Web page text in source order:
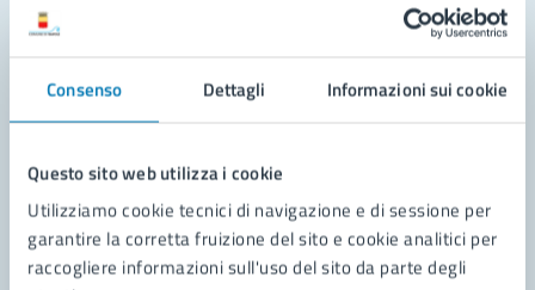
Consenso Dettagli Informazioni sui cookie
Questo sito web utilizza i cookie
Utilizziamo cookie tecnici di navigazione e di sessione per
garantire la corretta fruizione del sito e cookie analitici per
raccogliere informazioni sull'uso del sito da parte degli
Contatta il comune
Leggi le domande frequenti
Richiedi assistenza
Prenota appuntamento